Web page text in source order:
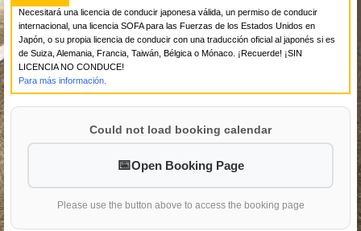
Necesitará una licencia de conducir japonesa válida, un permiso de conducir
internacional, una licencia SOFA para las Fuerzas de los Estados Unidos en
Japón, o su propia licencia de conducir con una traducción oficial al japonés si es
de Suiza, Alemania, Francia, Taiwán, Bélgica o Mónaco. ¡Recuerde! ¡SIN
LICENCIA NO CONDUCE!
Para más información.
Could not load booking calendar
Open Booking Page
Please use the button above to access the booking page